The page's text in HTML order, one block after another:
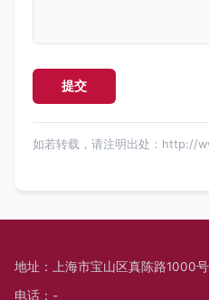
如若转载，请注明出处：http://
地址：上海市宝山区真陈路1000
电话：-